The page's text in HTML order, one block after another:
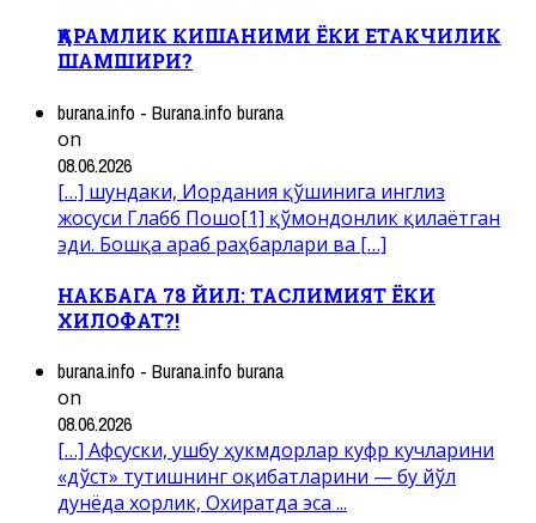
ҚАРАМЛИК КИШАНИМИ ЁКИ ЕТАКЧИЛИК
ШАМШИРИ?
burana.info - Burana.info burana
on
08.06.2026
[…] шундаки, Иордания қўшинига инглиз
жосуси Глабб Пошо[1] қўмондонлик қилаётган
эди. Бошқа араб раҳбарлари ва […]
НАКБАГА 78 ЙИЛ: ТАСЛИМИЯТ ЁКИ
ХИЛОФАТ?!
burana.info - Burana.info burana
on
08.06.2026
[…] Афсуски, ушбу ҳукмдорлар куфр кучларини
«дўст» тутишнинг оқибатларини — бу йўл
дунёда хорлик, Охиратда эса ...